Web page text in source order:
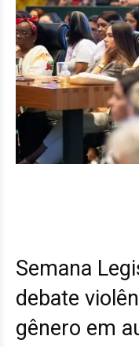
Semana
debate
gênero em